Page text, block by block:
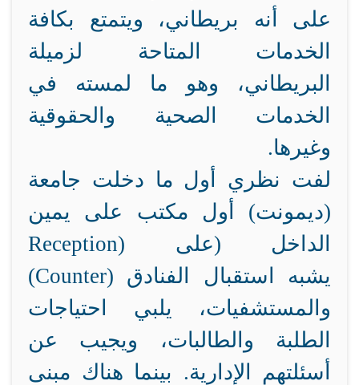
على أنه بريطاني، ويتمتع بكافة
الخدمات المتاحة لزميلة
البريطاني، وهو ما لمسته في
الخدمات الصحية والحقوقية
وغيرها.
لفت نظري أول ما دخلت جامعة
(ديمونت) أول مكتب على يمين
الداخل (
Reception) على
(Counter) يشبه استقبال الفنادق
والمستشفيات، يلبي احتياجات
الطلبة والطالبات، ويجيب عن
أسئلتهم الإدارية. بينما هناك مبنى